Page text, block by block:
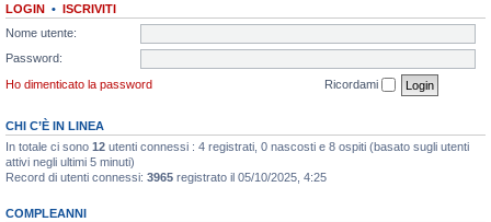
LOGIN • ISCRIVITI
Nome utente:
Password:
Ho dimenticato la password
Ricordami
CHI C’È IN LINEA
In totale ci sono 12 utenti connessi : 4 registrati, 0 nascosti e 8 ospiti (basato sugli utenti
attivi negli ultimi 5 minuti)
Record di utenti connessi: 3965 registrato il 05/10/2025, 4:25
COMPLEANNI